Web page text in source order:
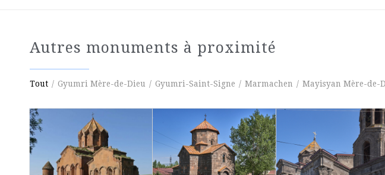
Autres monuments à proximité
Tout / Gyumri Mère-de-Dieu / Gyumri-Saint-Signe / Marmachen / Mayisyan Mère-de-